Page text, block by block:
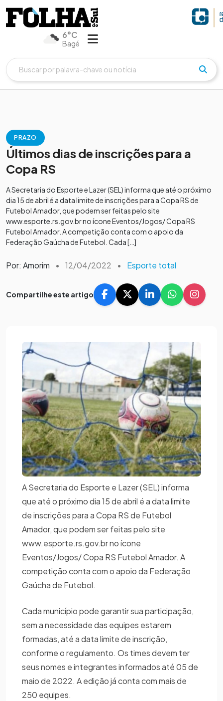
6°C
Bagé
PRAZO
Últimos dias de inscrições para a
Copa RS
A Secretaria do Esporte e Lazer (SEL) informa que até o próximo
dia 15 de abril é a data limite de inscrições para a Copa RS de
Futebol Amador, que podem ser feitas pelo site
www.esporte.rs.gov.br no ícone Eventos/Jogos/ Copa RS
Futebol Amador. A competição conta com o apoio da
Federação Gaúcha de Futebol. Cada […]
Por: Amorim • 12/04/2022 • Esporte total
Compartilhe este artigo
A Secretaria do Esporte e Lazer (SEL) informa
que até o próximo dia 15 de abril é a data limite
de inscrições para a Copa RS de Futebol
Amador, que podem ser feitas pelo site
www.esporte.rs.gov.br no ícone
Eventos/Jogos/ Copa RS Futebol Amador. A
competição conta com o apoio da Federação
Gaúcha de Futebol.
Cada município pode garantir sua participação,
sem a necessidade das equipes estarem
formadas, até a data limite de inscrição,
conforme o regulamento. Os times devem ter
seus nomes e integrantes informados até 05 de
maio de 2022. A edição já conta com mais de
250 equipes.